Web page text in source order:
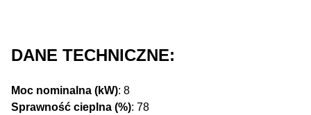
DANE TECHNICZNE:
Moc nominalna (kW): 8
Sprawność cieplna (%): 78